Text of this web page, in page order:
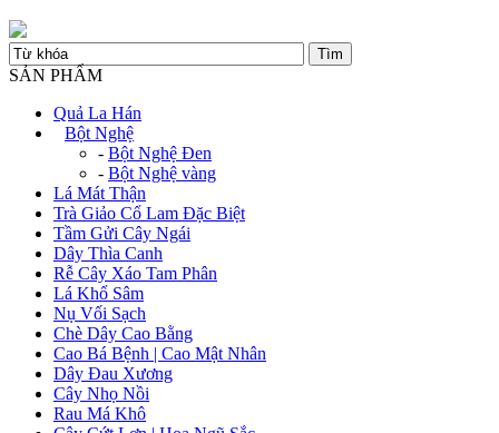
SẢN PHẨM
Quả La Hán
Bột Nghệ
- Bột Nghệ Đen
- Bột Nghệ vàng
Lá Mát Thận
Trà Giảo Cổ Lam Đặc Biệt
Tầm Gửi Cây Ngái
Dây Thìa Canh
Rễ Cây Xáo Tam Phân
Lá Khổ Sâm
Nụ Vối Sạch
Chè Dây Cao Bằng
Cao Bá Bệnh | Cao Mật Nhân
Dây Đau Xương
Cây Nhọ Nồi
Rau Má Khô